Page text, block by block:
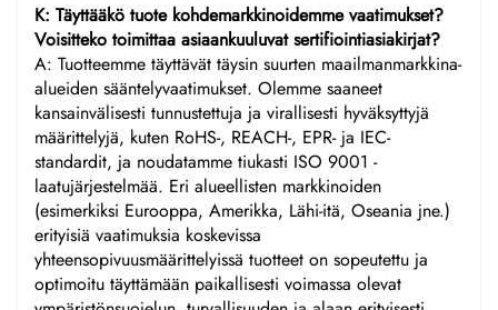
K: Täyttääkö tuote kohdemarkkinoidemme vaatimukset?
Voisitteko toimittaa asiaankuuluvat sertifiointiasiakirjat?
A: Tuotteemme täyttävät täysin suurten maailmanmarkkina-
alueiden sääntelyvaatimukset. Olemme saaneet
kansainvälisesti tunnustettuja ja virallisesti hyväksyttyjä
määrittelyjä, kuten RoHS-, REACH-, EPR- ja IEC-
standardit, ja noudatamme tiukasti ISO 9001 -
laatujärjestelmää. Eri alueellisten markkinoiden
(esimerkiksi Eurooppa, Amerikka, Lähi-itä, Oseania jne.)
erityisiä vaatimuksia koskevissa
yhteensopivuusmäärittelyissä tuotteet on sopeutettu ja
optimoitu täyttämään paikallisesti voimassa olevat